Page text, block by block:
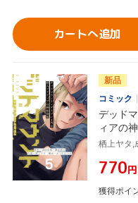
カートへ追加
新品
コミック
デッド
ィアの
栖上ヤタ,
¥770円
獲得ポイ